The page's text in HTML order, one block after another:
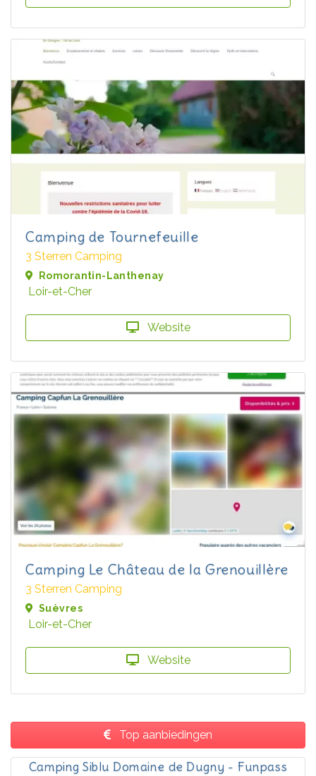
Camping de Tournefeuille
3 Sterren Camping
Romorantin-Lanthenay
Loir-et-Cher
Website
Camping Le Château de la Grenouillère
3 Sterren Camping
Suèvres
Loir-et-Cher
Website
Top aanbiedingen
Camping Siblu Domaine de Dugny - Funpass